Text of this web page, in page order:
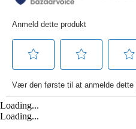
Loading...
Loading...